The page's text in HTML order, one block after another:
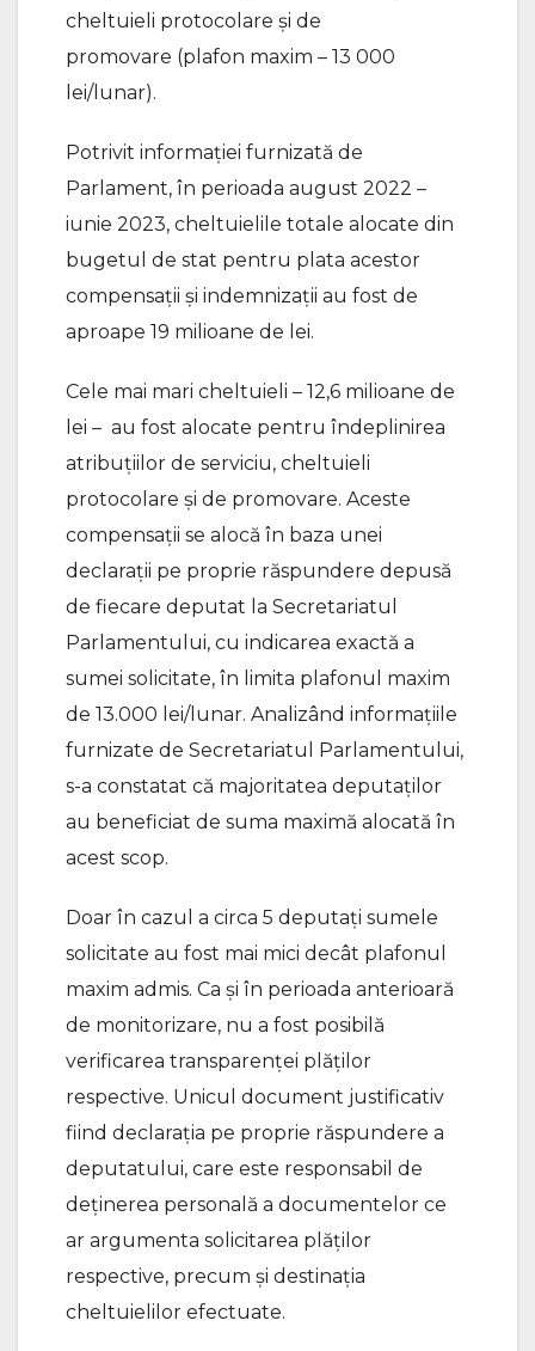
cheltuieli protocolare și de
promovare (plafon maxim – 13 000
lei/lunar).
Potrivit informației furnizată de
Parlament, în perioada august 2022 –
iunie 2023, cheltuielile totale alocate din
bugetul de stat pentru plata acestor
compensații și indemnizații au fost de
aproape 19 milioane de lei.
Cele mai mari cheltuieli – 12,6 milioane de
lei – au fost alocate pentru îndeplinirea
atribuțiilor de serviciu, cheltuieli
protocolare și de promovare. Aceste
compensații se alocă în baza unei
declarații pe proprie răspundere depusă
de fiecare deputat la Secretariatul
Parlamentului, cu indicarea exactă a
sumei solicitate, în limita plafonul maxim
de 13.000 lei/lunar. Analizând informațiile
furnizate de Secretariatul Parlamentului,
s-a constatat că majoritatea deputaților
au beneficiat de suma maximă alocată în
acest scop.
Doar în cazul a circa 5 deputați sumele
solicitate au fost mai mici decât plafonul
maxim admis. Ca și în perioada anterioară
de monitorizare, nu a fost posibilă
verificarea transparenței plăților
respective. Unicul document justificativ
fiind declarația pe proprie răspundere a
deputatului, care este responsabil de
deținerea personală a documentelor ce
ar argumenta solicitarea plăților
respective, precum și destinația
cheltuielilor efectuate.